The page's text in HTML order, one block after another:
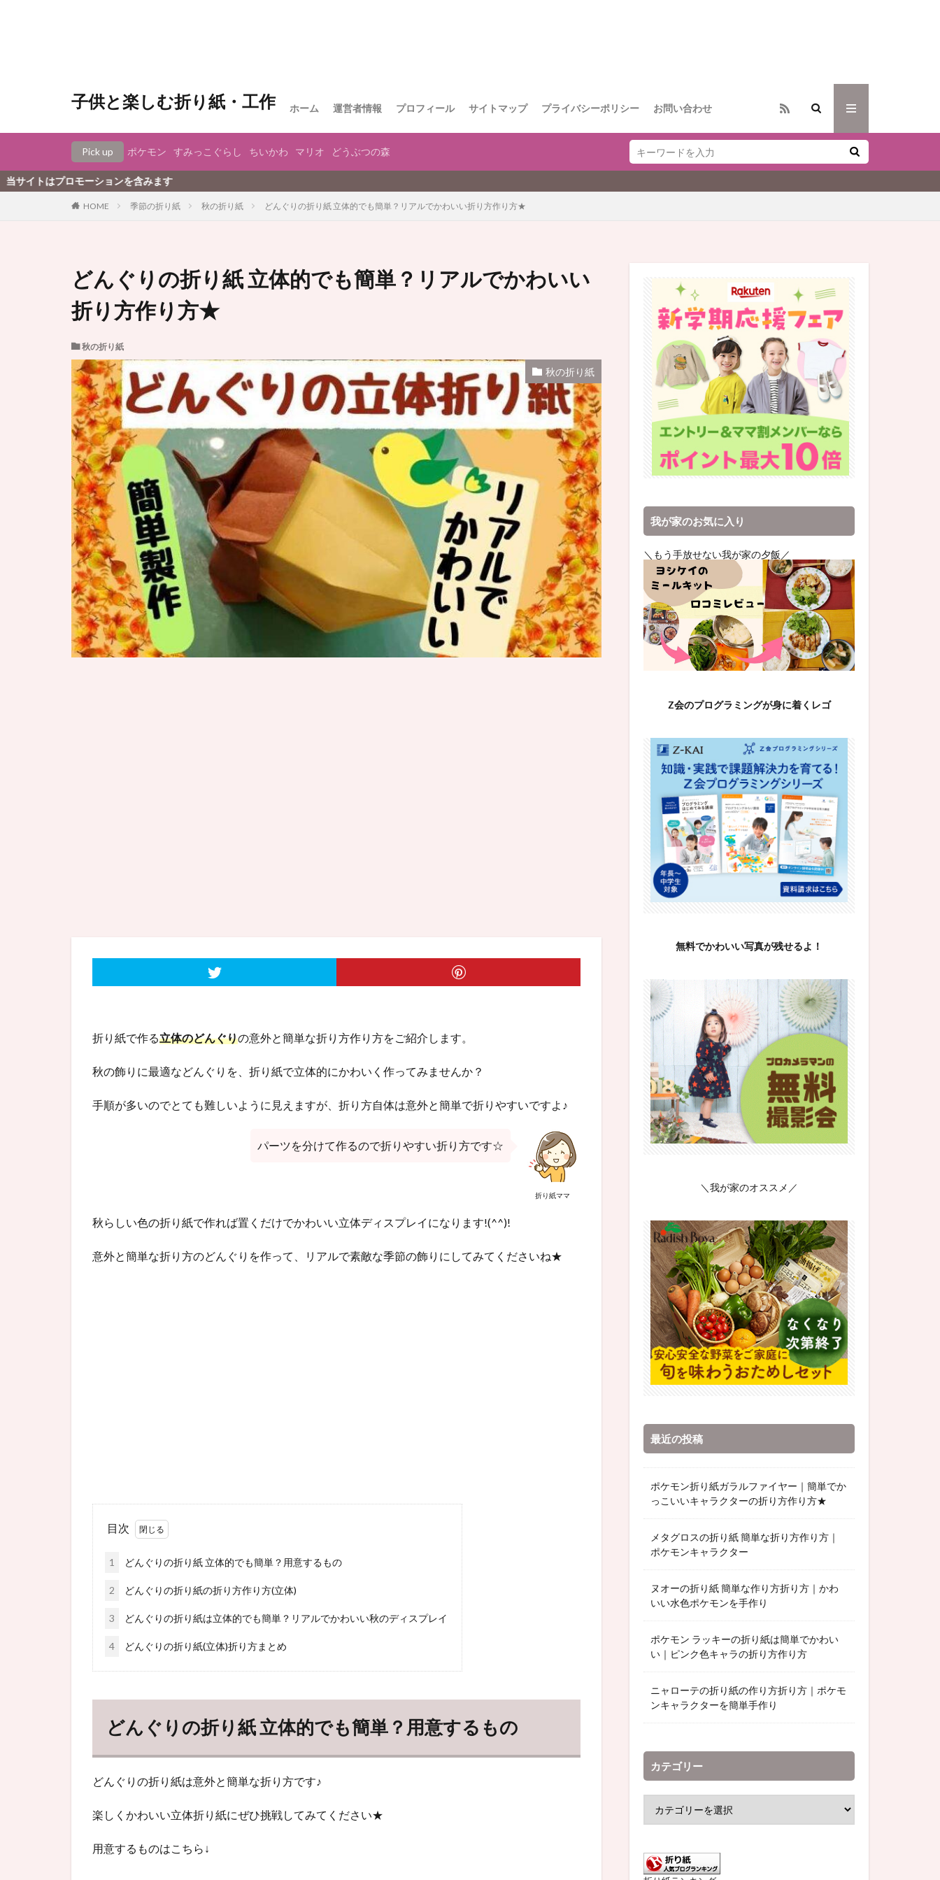
子供と楽しむ折り紙・工作 ホーム 運営者情報 プロフィール サイトマップ プライバシーポリシー お問い合わせ
Pick up ポケモン すみっこぐらし ちいかわ マリオ どうぶつの森
モーションを含みます
HOME 季節の折り紙 秋の折り紙 どんぐりの折り紙 立体的でも簡単？リアルでかわいい折り方作り方★
どんぐりの折り紙 立体的でも簡単？リアルでかわいい
折り方作り方★
秋の折り紙
秋の折り紙
折り紙で作る立体のどんぐりの意外と簡単な折り方作り方をご紹介します。
秋の飾りに最適などんぐりを、折り紙で立体的にかわいく作ってみませんか？
手順が多いのでとても難しいように見えますが、折り方自体は意外と簡単で折りやすいですよ♪
折り紙ママ
パーツを分けて作るので折りやすい折り方です☆
秋らしい色の折り紙で作れば置くだけでかわいい立体ディスプレイになります!(^^)!
意外と簡単な折り方のどんぐりを作って、リアルで素敵な季節の飾りにしてみてくださいね★
目次
1 どんぐりの折り紙 立体的でも簡単？用意するもの
2 どんぐりの折り紙の折り方作り方(立体)
3 どんぐりの折り紙は立体的でも簡単？リアルでかわいい秋のディスプレイ
4 どんぐりの折り紙(立体)折り方まとめ
どんぐりの折り紙 立体的でも簡単？用意するもの
どんぐりの折り紙は意外と簡単な折り方です♪
楽しくかわいい立体折り紙にぜひ挑戦してみてください★
用意するものはこちら↓
我が家のお気に入り
＼もう手放せない我が家の夕飯／
Z会のプログラミングが身に着くレゴ
無料でかわいい写真が残せるよ！
＼我が家のオススメ／
最近の投稿
ポケモン折り紙ガラルファイヤー｜簡単でか
っこいいキャラクターの折り方作り方★
メタグロスの折り紙 簡単な折り方作り方｜
ポケモンキャラクター
ヌオーの折り紙 簡単な作り方折り方｜かわ
いい水色ポケモンを手作り
ポケモン ラッキーの折り紙は簡単でかわい
い｜ピンク色キャラの折り方作り方
ニャローテの折り紙の作り方折り方｜ポケモ
ンキャラクターを簡単手作り
カテゴリー